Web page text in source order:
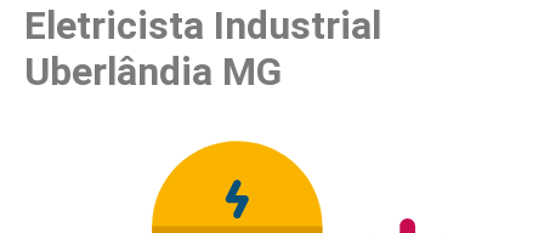
Eletricista Industrial
Uberlândia MG